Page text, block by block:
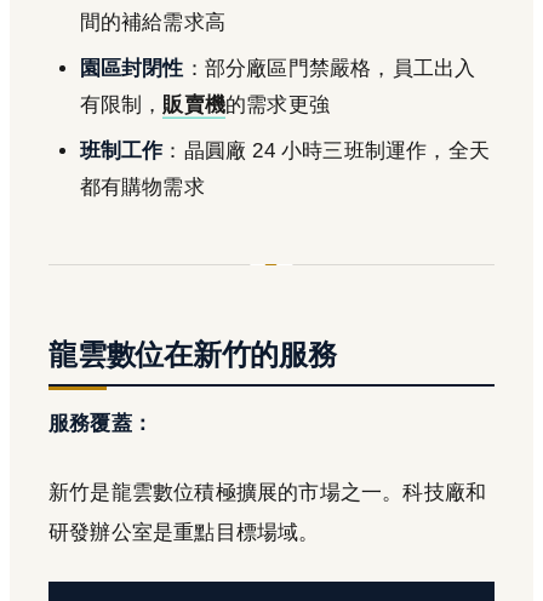
間的補給需求高
園區封閉性 ：部分廠區門禁嚴格，員工出入
有限制， 販賣機的需求更強
班制工作：晶圓廠 24 小時三班制運作，全天
都有購物需求
龍雲數位在新竹的服務
服務覆蓋：
新竹是龍雲數位積極擴展的市場之一。科技廠和
研發辦公室是重點目標場域。